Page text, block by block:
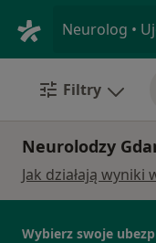
Filtry
Neurolodzy
Jak działają wyniki
Wybierz swoje